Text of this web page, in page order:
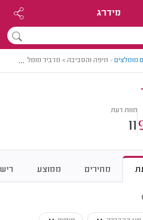
מידרג
מומלצים> חיפה והסביבה > מדביר מומלץ - לידור
...
חוות דעת
11
מחירים ממוצע
)